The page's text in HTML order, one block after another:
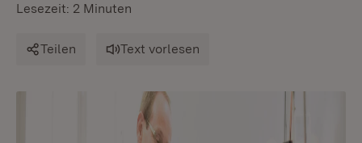
Lesezeit: 2 Minuten
Teilen Text vorlesen